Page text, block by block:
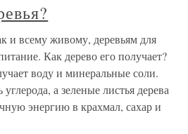
и всему живому, деревьям для
Как дерево его получает?
воду и минеральные соли.
а зеленые листья дерева
энергию в крахмал, сахар и